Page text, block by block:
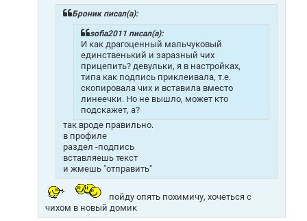
Броник писал(а):
sofia2011 писал(а):
И как драгоценный мальчуковый
единственький и заразный чих
прицепить? девульки, я в настройках,
типа как подпись приклеивала, т.е.
скопировала чих и вставила вместо
линеечки. Но не вышло, может кто
подскажет, а?
так вроде правильно.
в профиле
раздел -подпись
вставляешь текст
и жмешь "отправить"
пойду опять похимичу, хочеться с
чихом в новый домик